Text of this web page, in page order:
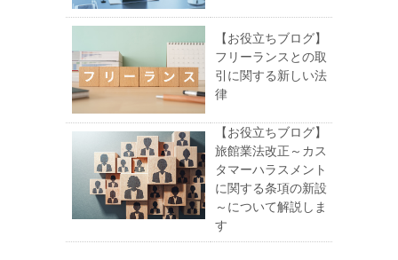
【お役立ちブログ】
フリーランスとの取
引に関する新しい法
律
【お役立ちブログ】
旅館業法改正～カス
タマーハラスメント
に関する条項の新設
～について解説しま
す